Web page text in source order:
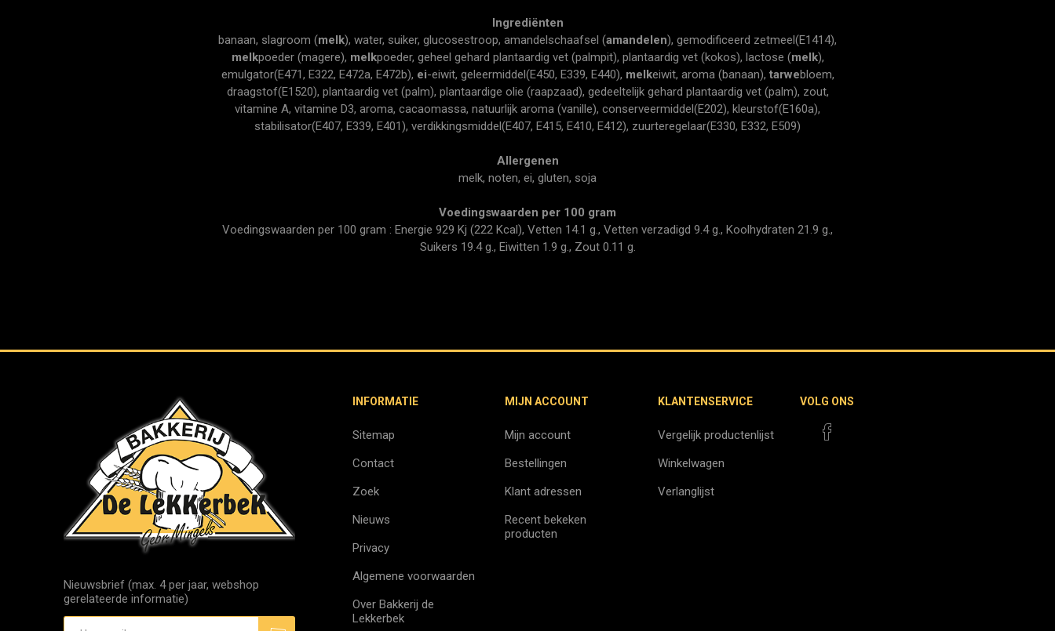
Ingrediënten
banaan, slagroom (melk), water, suiker, glucosestroop, amandelschaafsel (amandelen), gemodificeerd zetmeel(E1414),
melkpoeder (magere), melkpoeder, geheel gehard plantaardig vet (palmpit), plantaardig vet (kokos), lactose (melk),
emulgator(E471, E322, E472a, E472b), ei-eiwit, geleermiddel(E450, E339, E440), melkeiwit, aroma (banaan), tarwebloem,
draagstof(E1520), plantaardig vet (palm), plantaardige olie (raapzaad), gedeeltelijk gehard plantaardig vet (palm), zout,
vitamine A, vitamine D3, aroma, cacaomassa, natuurlijk aroma (vanille), conserveermiddel(E202), kleurstof(E160a),
stabilisator(E407, E339, E401), verdikkingsmiddel(E407, E415, E410, E412), zuurteregelaar(E330, E332, E509)
Allergenen
melk, noten, ei, gluten, soja
Voedingswaarden per 100 gram
Voedingswaarden per 100 gram : Energie 929 Kj (222 Kcal), Vetten 14.1 g., Vetten verzadigd 9.4 g., Koolhydraten 21.9 g.,
Suikers 19.4 g., Eiwitten 1.9 g., Zout 0.11 g.
Nieuwsbrief (max. 4 per jaar, webshop
gerelateerde informatie)
INFORMATIE
Sitemap
Contact
Zoek
Nieuws
Privacy
Algemene voorwaarden
Over Bakkerij de
Lekkerbek
MIJN ACCOUNT
Mijn account
Bestellingen
Klant adressen
Recent bekeken
producten
KLANTENSERVICE
Vergelijk productenlijst
Winkelwagen
Verlanglijst
VOLG ONS